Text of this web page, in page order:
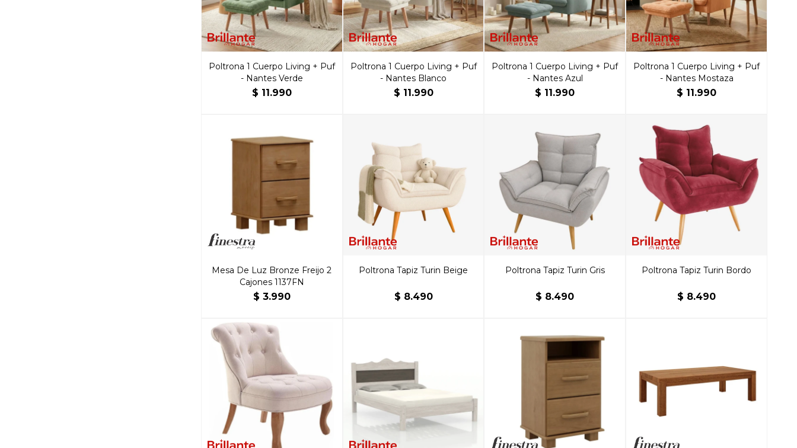
Poltrona 1 Cuerpo Living + Puf
- Nantes Verde
$ 11.990
Poltrona 1 Cuerpo Living + Puf
- Nantes Blanco
$ 11.990
Poltrona 1 Cuerpo Living + Puf
- Nantes Azul
$ 11.990
Poltrona 1 Cuerpo Living + Puf
- Nantes Mostaza
$ 11.990
Mesa De Luz Bronze Freijo 2
Cajones 1137FN
$ 3.990
Poltrona Tapiz Turin Beige
$ 8.490
Poltrona Tapiz Turin Gris
$ 8.490
Poltrona Tapiz Turin Bordo
$ 8.490